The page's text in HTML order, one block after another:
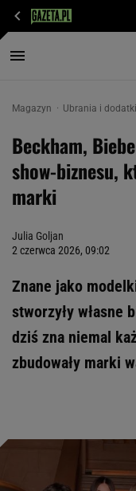
Magazyn Ubrania i dodatki
Beckham,
show-biznesu,
marki
Julia Goljan
2 czerwca 2026, 09:02
Znane jako
stworzyły własne
dziś zna niemal
zbudowały marki